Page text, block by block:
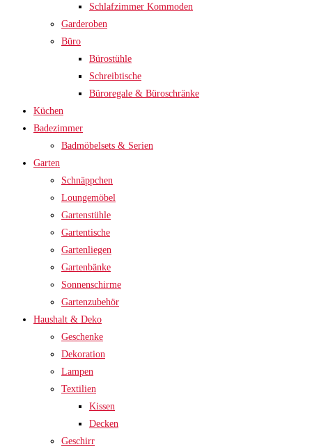
Schlafzimmer Kommoden
Garderoben
Büro
Bürostühle
Schreibtische
Büroregale & Büroschränke
Küchen
Badezimmer
Badmöbelsets & Serien
Garten
Schnäppchen
Loungemöbel
Gartenstühle
Gartentische
Gartenliegen
Gartenbänke
Sonnenschirme
Gartenzubehör
Haushalt & Deko
Geschenke
Dekoration
Lampen
Textilien
Kissen
Decken
Geschirr